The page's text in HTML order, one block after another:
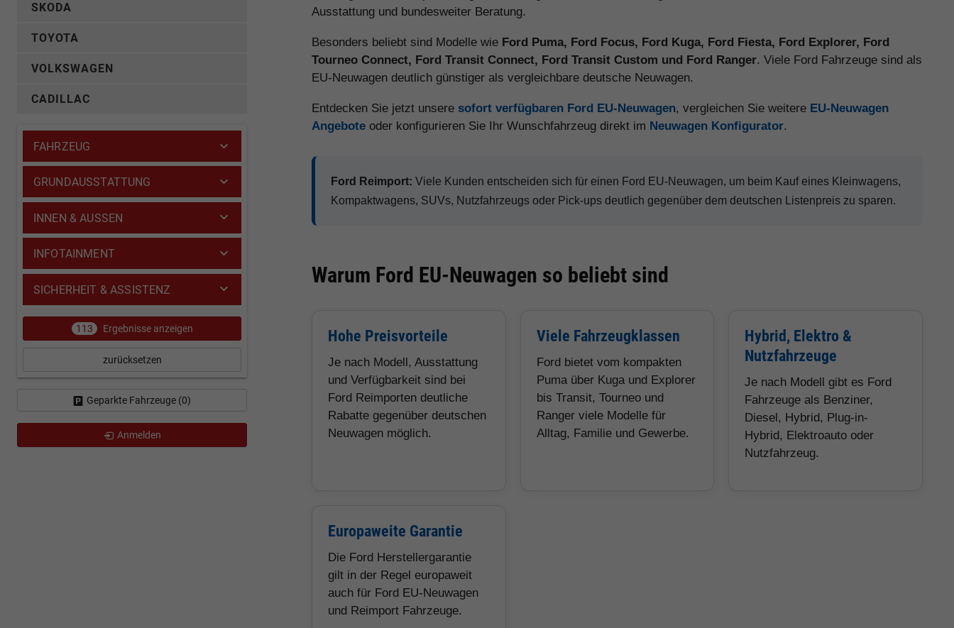
Ausstattung und bundesweiter Beratung.
Besonders beliebt sind Modelle wie Ford Puma, Ford Focus, Ford Kuga, Ford Fiesta, Ford Explorer, Ford
Tourneo Connect, Ford Transit Connect, Ford Transit Custom und Ford Ranger. Viele Ford Fahrzeuge sind als
EU-Neuwagen deutlich günstiger als vergleichbare deutsche Neuwagen.
Entdecken Sie jetzt unsere sofort verfügbaren Ford EU-Neuwagen, vergleichen Sie weitere EU-Neuwagen
Angebote oder konfigurieren Sie Ihr Wunschfahrzeug direkt im Neuwagen Konfigurator.
Ford Reimport: Viele Kunden entscheiden sich für einen Ford EU-Neuwagen, um beim Kauf eines Kleinwagens,
Kompaktwagens, SUVs, Nutzfahrzeugs oder Pick-ups deutlich gegenüber dem deutschen Listenpreis zu sparen.
Warum Ford EU-Neuwagen so beliebt sind
Hohe Preisvorteile
Je nach Modell, Ausstattung
und Verfügbarkeit sind bei
Ford Reimporten deutliche
Rabatte gegenüber deutschen
Neuwagen möglich.
Viele Fahrzeugklassen
Ford bietet vom kompakten
Puma über Kuga und Explorer
bis Transit, Tourneo und
Ranger viele Modelle für
Alltag, Familie und Gewerbe.
Hybrid, Elektro &
Nutzfahrzeuge
Je nach Modell gibt es Ford
Fahrzeuge als Benziner,
Diesel, Hybrid, Plug-in-
Hybrid, Elektroauto oder
Nutzfahrzeug.
Europaweite Garantie
Die Ford Herstellergarantie
gilt in der Regel europaweit
auch für Ford EU-Neuwagen
und Reimport Fahrzeuge.
SKODA
TOYOTA
VOLKSWAGEN
CADILLAC
FAHRZEUG
GRUNDAUSSTATTUNG
INNEN & AUSSEN
INFOTAINMENT
SICHERHEIT & ASSISTENZ
113 Ergebnisse anzeigen
zurücksetzen
Geparkte Fahrzeuge (0)
Anmelden